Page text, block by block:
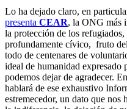
Lo ha dejado claro, en
presenta CEAR, la ONG más
la protección de los
profundamente cívico, fruto
todo de centenares de
ideal de humanidad
podemos dejar de agradecer.
hablará de ese exhaustivo
estremecedor, un dato que nos